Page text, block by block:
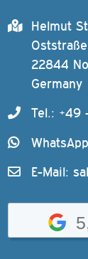
Helmut
22844
Germany
Tel.: +49
E-Mail: